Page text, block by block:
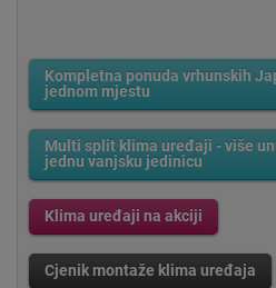
Kompletna ponuda vrhunskih
jednom mjestu
Multi split klima uređaji - više
jednu vanjsku jedinicu
Klima uređaji na akciji
Cjenik montaže klima uređaja